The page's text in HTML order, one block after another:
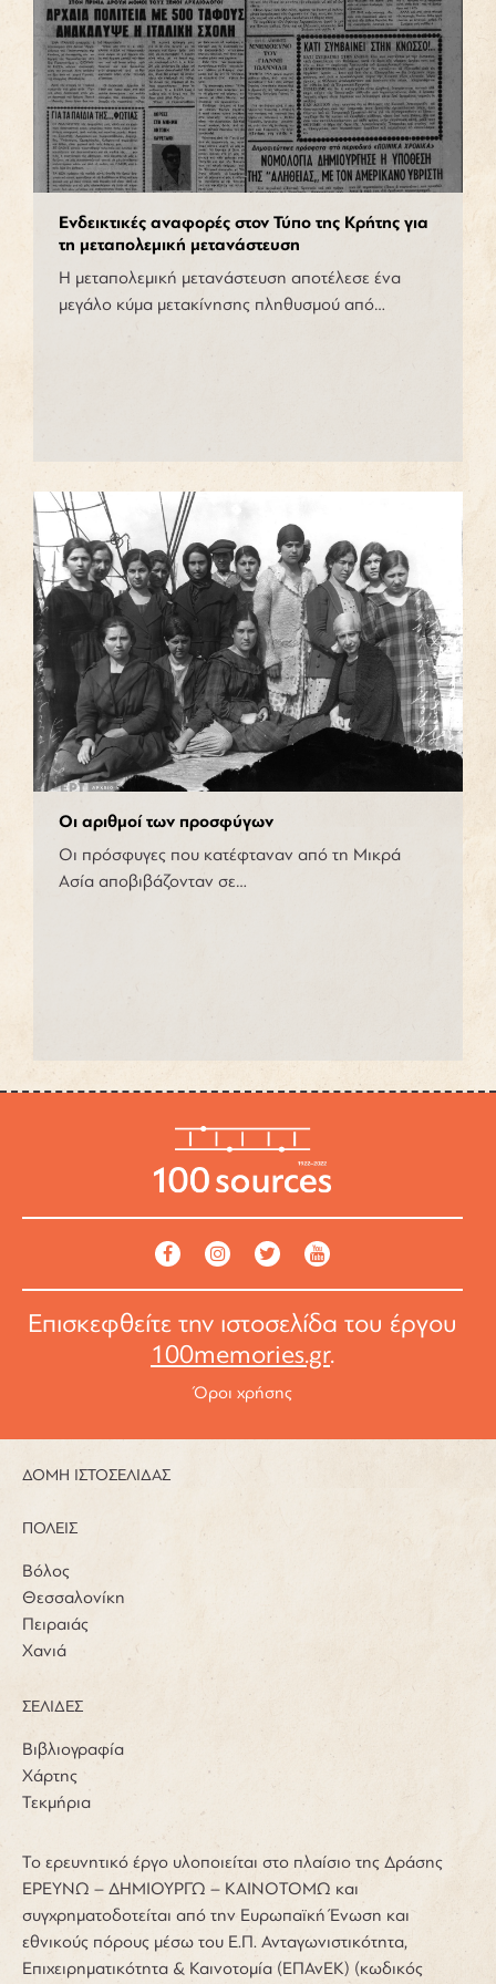
Ενδεικτικές αναφορές στον Τύπο της Κρήτης για
τη μεταπολεμική μετανάστευση
Η μεταπολεμική μετανάστευση αποτέλεσε ένα
μεγάλο κύμα μετακίνησης πληθυσμού από…
Οι αριθμοί των προσφύγων
Οι πρόσφυγες που κατέφταναν από τη Μικρά
Ασία αποβιβάζονταν σε…
Επισκεφθείτε την ιστοσελίδα του έργου
100memories.gr.
Όροι χρήσης
ΔΟΜΗ ΙΣΤΟΣΕΛΙΔΑΣ
ΠΟΛΕΙΣ
Βόλος
Θεσσαλονίκη
Πειραιάς
Χανιά
ΣΕΛΙΔΕΣ
Βιβλιογραφία
Χάρτης
Τεκμήρια
Το ερευνητικό έργο υλοποιείται στο πλαίσιο της Δράσης
ΕΡΕΥΝΩ – ΔΗΜΙΟΥΡΓΩ – ΚΑΙΝΟΤΟΜΩ και
συγχρηματοδοτείται από την Ευρωπαϊκή Ένωση και
εθνικούς πόρους μέσω του Ε.Π. Ανταγωνιστικότητα,
Επιχειρηματικότητα & Καινοτομία (ΕΠΑνΕΚ) (κωδικός